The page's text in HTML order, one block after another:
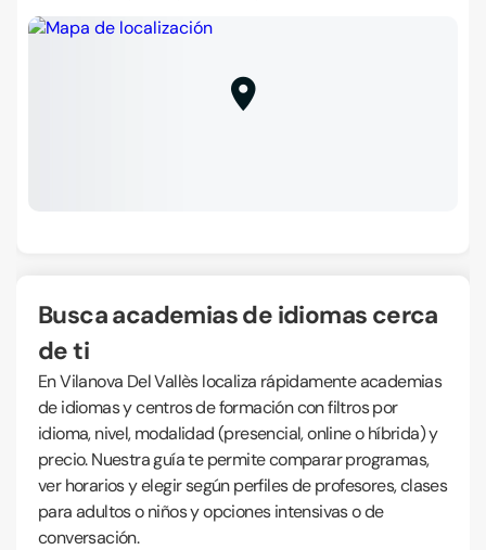
Busca academias de idiomas cerca
de ti
En Vilanova Del Vallès localiza rápidamente academias
de idiomas y centros de formación con filtros por
idioma, nivel, modalidad (presencial, online o híbrida) y
precio. Nuestra guía te permite comparar programas,
ver horarios y elegir según perfiles de profesores, clases
para adultos o niños y opciones intensivas o de
conversación.